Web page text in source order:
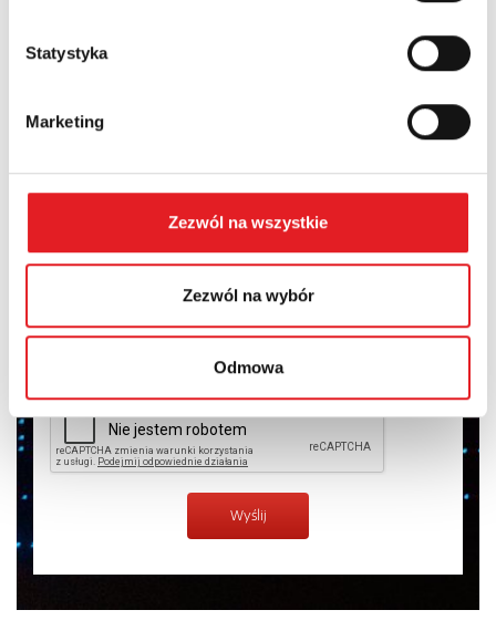
Statystyka
Marketing
Zezwól na wszystkie
Zezwól na wybór
Odmowa
Wyrażam zgodę na przetwarzanie moich danych
przetwarzania danych osobowych w